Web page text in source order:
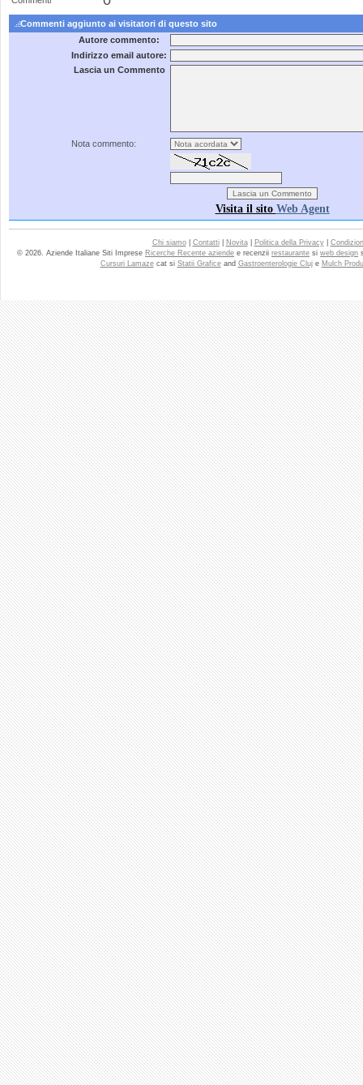
Commenti aggiunto ai visitatori di questo sito
Autore commento:
Indirizzo email autore:
Lascia un Commento
Nota commento:
Visita il sito Web Agent
Chi siamo| Contatti| Novita| Politica della Privacy|
© 2026. Aziende Italiane Siti Imprese Ricerche Recente aziende e recenzii restaurante si web design
Cursuri Lamazecat si Statii Graficeand Gastroenterologie Cluje Mulch